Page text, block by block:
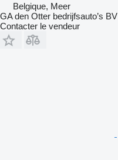
Belgique, Meer
GA den Otter bedrijfsauto’s BV
Contacter le vendeur